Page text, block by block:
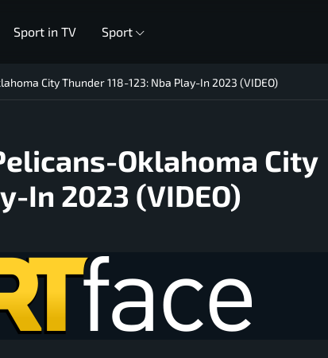
Sport in TV Sport
City Thunder 118-123: Nba Play-In 2023 (VIDEO)
Oklahoma City
In 2023 (VIDEO)